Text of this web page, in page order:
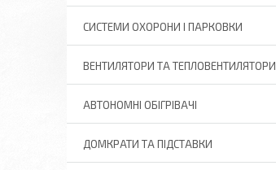
СИСТЕМИ ОХОРОНИ І ПАРКОВКИ
ВЕНТИЛЯТОРИ ТА ТЕПЛОВЕНТИЛЯТОРИ
АВТОНОМНІ ОБІГРІВАЧІ
ДОМКРАТИ ТА ПІДСТАВКИ